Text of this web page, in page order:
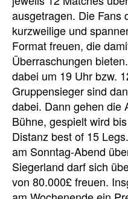
ausgetragen. Die Fans
kurzweilige und
Format freuen, die
Überraschungen
dabei um 19 Uhr bzw.
Gruppensieger sind
dabei. Dann gehen die
Bühne, gespielt wird
Distanz best of 15
am Sonntag-Abend
Siegerland darf sich
von 80.000£ freuen.